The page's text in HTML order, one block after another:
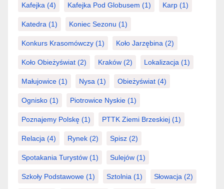
Kafejka (4) Kafejka Pod Globusem (1) Karp (1)
Katedra (1) Koniec Sezonu (1)
Konkurs Krasomówczy (1) Koło Jarzębina (2)
Koło Obieżyświat (2) Kraków (2) Lokalizacja (1)
Małujowice (1) Nysa (1) Obieżyświat (4)
Ognisko (1) Piotrowice Nyskie (1)
Poznajemy Polskę (1) PTTK Ziemi Brzeskiej (1)
Relacja (4) Rynek (2) Spisz (2)
Spotakania Turystów (1) Sulejów (1)
Szkoły Podstawowe (1) Sztolnia (1) Słowacja (2)